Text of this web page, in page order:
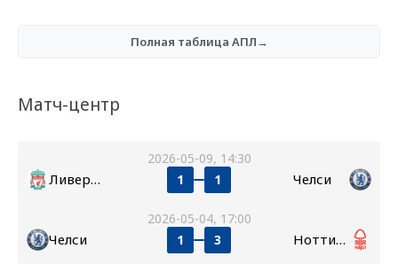
Полная таблица АПЛ→
Матч-центр
2026-05-09, 14:30
Ливерпуль 1 1 Челси
2026-05-04, 17:00
Челси 1 3 Ноттингем Форест